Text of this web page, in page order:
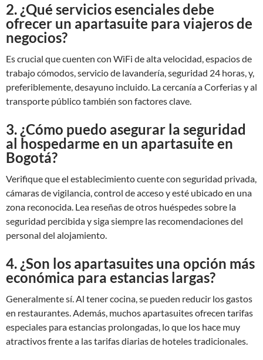
2. ¿Qué servicios esenciales debe
ofrecer un apartasuite para viajeros de
negocios?
Es crucial que cuenten con WiFi de alta velocidad, espacios de
trabajo cómodos, servicio de lavandería, seguridad 24 horas, y,
preferiblemente, desayuno incluido. La cercanía a Corferias y al
transporte público también son factores clave.
3. ¿Cómo puedo asegurar la seguridad
al hospedarme en un apartasuite en
Bogotá?
Verifique que el establecimiento cuente con seguridad privada,
cámaras de vigilancia, control de acceso y esté ubicado en una
zona reconocida. Lea reseñas de otros huéspedes sobre la
seguridad percibida y siga siempre las recomendaciones del
personal del alojamiento.
4. ¿Son los apartasuites una opción más
económica para estancias largas?
Generalmente sí. Al tener cocina, se pueden reducir los gastos
en restaurantes. Además, muchos apartasuites ofrecen tarifas
especiales para estancias prolongadas, lo que los hace muy
atractivos frente a las tarifas diarias de hoteles tradicionales.